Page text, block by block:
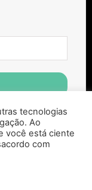
Todos
tecnologias
Ao
você está ciente
com